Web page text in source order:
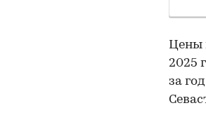
Цены
2025
за